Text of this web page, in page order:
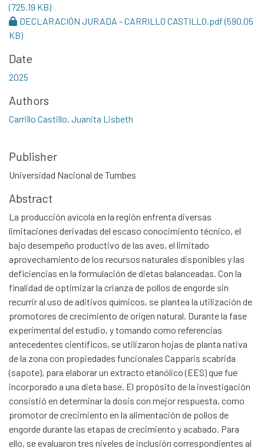
(725.19 KB)
DECLARACIÓN JURADA - CARRILLO CASTILLO.pdf(590.05
KB)
Date
2025
Authors
Carrillo Castillo, Juanita Lisbeth
Publisher
Universidad Nacional de Tumbes
Abstract
La producción avícola en la región enfrenta diversas
limitaciones derivadas del escaso conocimiento técnico, el
bajo desempeño productivo de las aves, el limitado
aprovechamiento de los recursos naturales disponibles y las
deficiencias en la formulación de dietas balanceadas. Con la
finalidad de optimizar la crianza de pollos de engorde sin
recurrir al uso de aditivos químicos, se plantea la utilización de
promotores de crecimiento de origen natural. Durante la fase
experimental del estudio, y tomando como referencias
antecedentes científicos, se utilizaron hojas de planta nativa
de la zona con propiedades funcionales Capparis scabrida
(sapote), para elaborar un extracto etanólico (EES) que fue
incorporado a una dieta base. El propósito de la investigación
consistió en determinar la dosis con mejor respuesta, como
promotor de crecimiento en la alimentación de pollos de
engorde durante las etapas de crecimiento y acabado. Para
ello, se evaluaron tres niveles de inclusión correspondientes al